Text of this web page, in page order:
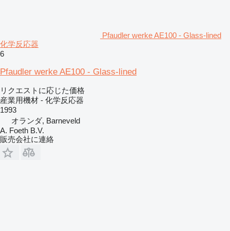
Pfaudler werke AE100 - Glass-lined
化学反応器
6
Pfaudler werke AE100 - Glass-lined
リクエストに応じた価格
産業用機材 - 化学反応器
1993
オランダ, Barneveld
A. Foeth B.V.
販売会社に連絡